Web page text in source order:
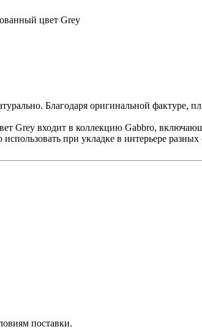
цвет Grey
Благодаря оригинальной фактуре,
Grey входит в коллекцию Gabbro,
при укладке в интерьере
поставки.